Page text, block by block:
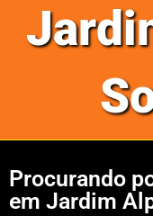
Procurando
em Jardim